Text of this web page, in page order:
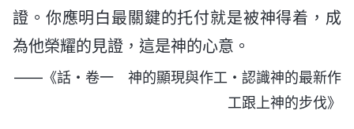
證。你應明白最關鍵的托付就是被神得着，成
為他榮耀的見證，這是神的心意。
——《話・卷一 神的顯現與作工・認識神的最新作
工跟上神的步伐》